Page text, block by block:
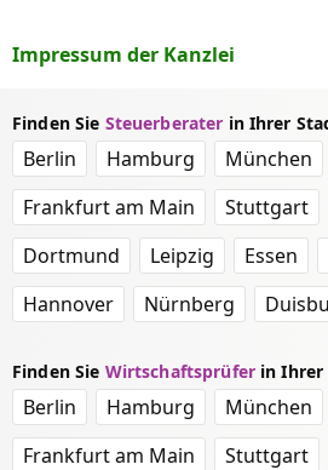
Impressum der Kanzlei
Finden Sie Steuerberater in Ihrer
Berlin Hamburg München
Frankfurt am Main
Stuttgart
Dortmund
Leipzig Essen
Hannover
Nürnberg
Finden Sie Wirtschaftsprüferin Ihrer
Berlin Hamburg München
Frankfurt am Main
Stuttgart